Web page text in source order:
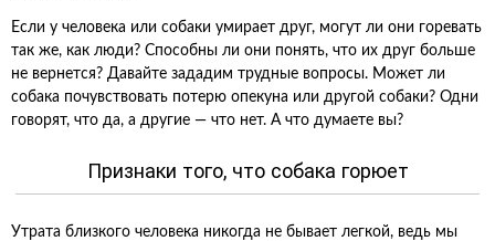
Если у человека или собаки умирает друг, могут ли они горевать
так же, как люди? Способны ли они понять, что их друг больше
не вернется? Давайте зададим трудные вопросы. Может ли
собака почувствовать потерю опекуна или другой собаки? Одни
говорят, что да, а другие — что нет. А что думаете вы?
Признаки того, что собака горюет
Утрата близкого человека никогда не бывает легкой, ведь мы